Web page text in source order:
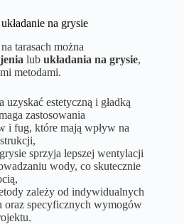
na grysie
tarasach można
lub układania na grysie,
metodami.
estetyczną i gładką
zastosowania
i fug, które mają wpływ na
sprzyja lepszej wentylacji
wody, co skutecznie
zależy od indywidualnych
oraz specyficznych wymogów